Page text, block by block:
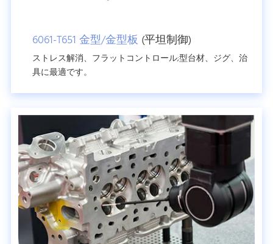
6061-T651 金型/金型板 (平坦制御)
ストレス解消、フラットコントロール;型台材、ジグ、治
具に最適です。